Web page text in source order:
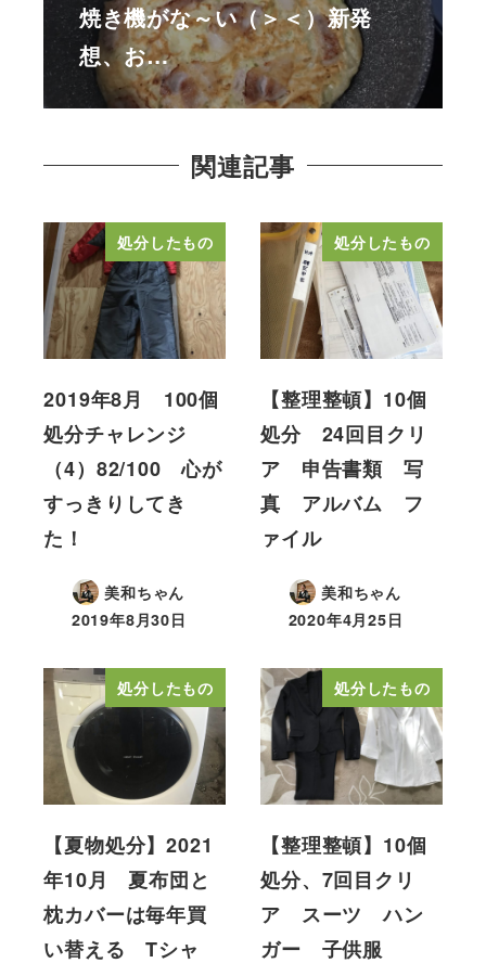
焼き機がな～い（＞＜）新発
想、お…
関連記事
処分したもの
2019年8月 100個
処分チャレンジ
（4）82/100 心が
すっきりしてき
た！
美和ちゃん
2019年8月30日
処分したもの
【整理整頓】10個
処分 24回目クリ
ア 申告書類 写
真 アルバム フ
ァイル
美和ちゃん
2020年4月25日
処分したもの
【夏物処分】2021
年10月 夏布団と
枕カバーは毎年買
い替える Tシャ
処分したもの
【整理整頓】10個
処分、7回目クリ
ア スーツ ハン
ガー 子供服